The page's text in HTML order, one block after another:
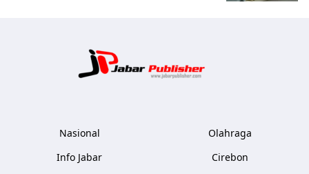
Nasional
Info Jabar
Olahraga
Cirebon